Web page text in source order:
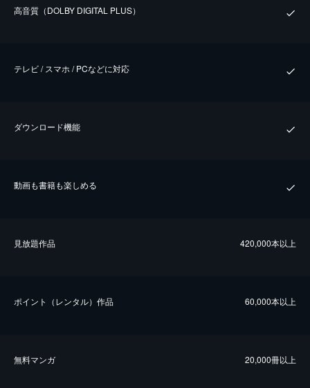
⾼⾳質（DOLBY DIGITAL PLUS）
テレビ / スマホ / PCなどに対応
ダウンロード機能
動画も書籍も楽しめる
⾒放題作品 420,000本以上
ポイント（レンタル）作品 60,000本以上
無料マンガ 20,000冊以上